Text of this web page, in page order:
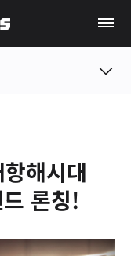
해시대
론칭!